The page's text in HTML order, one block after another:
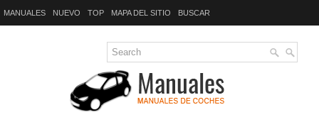
MANUALES NUEVO TOP MAPA DEL SITIO BUSCAR